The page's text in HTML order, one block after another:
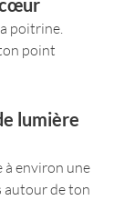
poitrine.
point
lumière
à environ une
autour de ton